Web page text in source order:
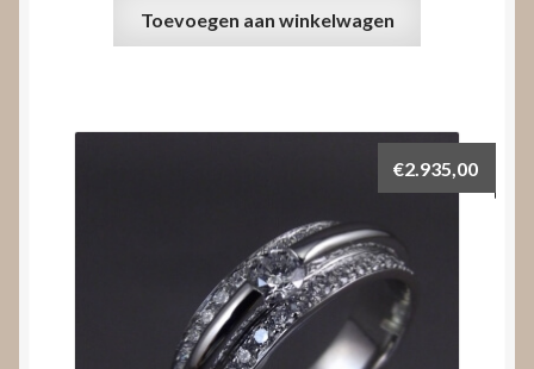
Toevoegen aan winkelwagen
€2.935,00